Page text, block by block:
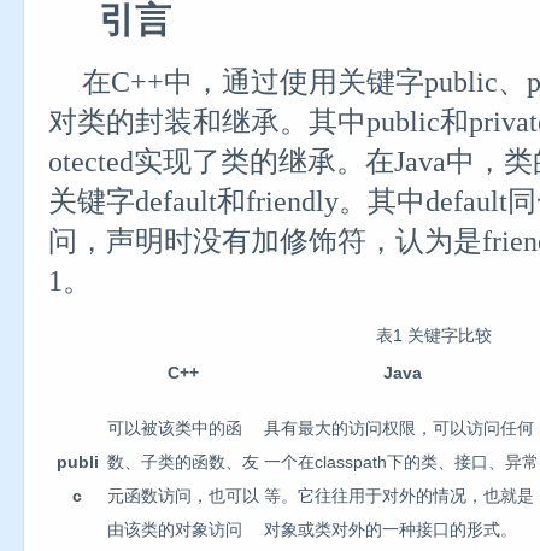
引言
在C++中，通过使用关键字public、
对类的封装和继承。其中public和
otected实现了类的继承。在Java中，
关键字default和friendly。其中default
问，声明时没有加修饰符，认为是
1。
表1 关键字比较
C++
Java
publi
c
可以被该类中的函
数、子类的函数、友
元函数访问，也可以
由该类的对象访问
具有最大的访问权限，可以访问任何
一个在classpath下的类、接口、异常
等。它往往用于对外的情况，也就是
对象或类对外的一种接口的形式。